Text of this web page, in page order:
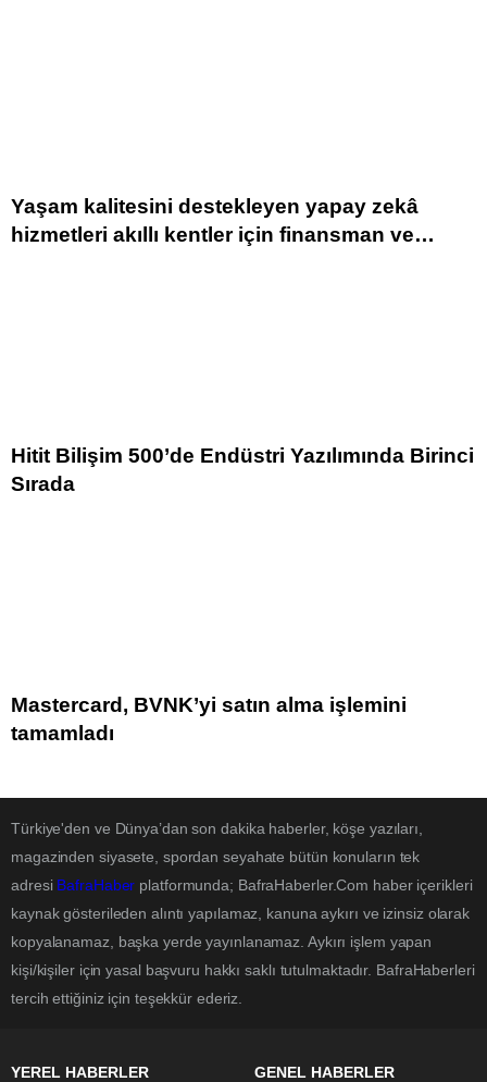
Yaşam kalitesini destekleyen yapay zekâ
hizmetleri akıllı kentler için finansman ve
Hitit Bilişim 500’de Endüstri Yazılımında Birinci
Sırada
Mastercard, BVNK’yi satın alma işlemini
tamamladı
Türkiye'den ve Dünya’dan son dakika haberler, köşe yazıları,
magazinden siyasete, spordan seyahate bütün konuların tek
adresi BafraHaber platformunda; BafraHaberler.Com haber içerikleri
kaynak gösterileden alıntı yapılamaz, kanuna aykırı ve izinsiz olarak
kopyalanamaz, başka yerde yayınlanamaz. Aykırı işlem yapan
kişi/kişiler için yasal başvuru hakkı saklı tutulmaktadır. BafraHaberleri
tercih ettiğiniz için teşekkür ederiz.
YEREL HABERLER
GENEL HABERLER